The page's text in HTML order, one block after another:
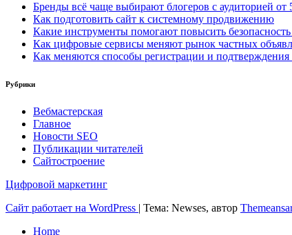
Бренды всё чаще выбирают блогеров с аудиторией от
Как подготовить сайт к системному продвижению
Какие инструменты помогают повысить
Как цифровые сервисы меняют рынок частных
Как меняются способы регистрации и
Рубрики
Вебмастерская
Главное
Новости SEO
Публикации читателей
Сайтостроение
Цифровой маркетинг
Сайт работает на WordPress | Тема: Newses, автор
Home